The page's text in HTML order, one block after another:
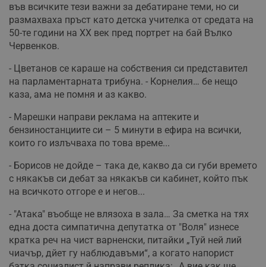
във всичките тези важни за дебатиране теми, но си
размахваха пръст като детска учителка от средата на
50-те години на ХХ век пред портрет на бай Вълко
Червенков.
- Цветанов се караше на собствения си представител
на парламентарната трибуна. - Корнелия… бе нещо
каза, ама не помня и аз какво.
- Марешки направи реклама на аптеките и
бензиностанциите си – 5 минути в ефира на всички,
които го излъчваха по това време...
- Борисов не дойде – така де, какво да си губи времето
с някакъв си дебат за някакъв си кабинет, който пък
на всичкото отгоре е и негов...
- "Атака" въобще не влязоха в зала… За сметка на тях
една доста симпатична депутатка от "Воля" изнесе
кратка реч на чист варненски, питайки „Туй ней лий
чиачър, дйет гу наблюдавъми“, а когато напорист